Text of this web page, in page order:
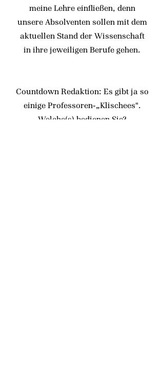
meine Lehre einfließen, denn
unsere Absolventen sollen mit dem
aktuellen Stand der Wissenschaft
in ihre jeweiligen Berufe gehen.
Countdown Redaktion: Es gibt ja so
einige Professoren-„Klischees".
Welche(s) bedienen Sie?